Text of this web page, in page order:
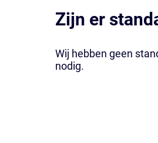
Zijn er
Wij hebben geen
nodig.